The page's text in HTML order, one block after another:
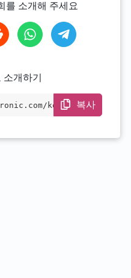
를 소개해 주세요
소개하기
ko/soc/qu
복사